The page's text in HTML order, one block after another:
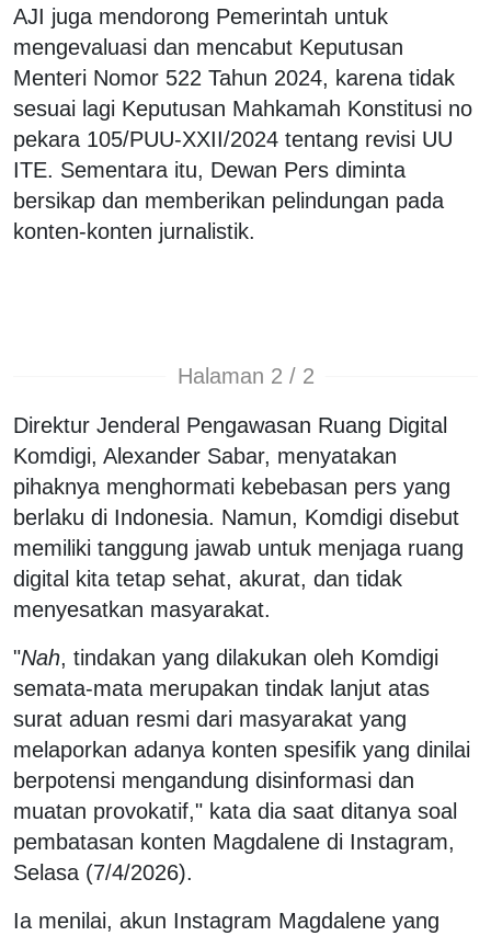
AJI juga mendorong Pemerintah untuk
mengevaluasi dan mencabut Keputusan
Menteri Nomor 522 Tahun 2024, karena tidak
sesuai lagi Keputusan Mahkamah Konstitusi no
pekara 105/PUU-XXII/2024 tentang revisi UU
ITE. Sementara itu, Dewan Pers diminta
bersikap dan memberikan pelindungan pada
konten-konten jurnalistik.
Halaman 2 / 2
Direktur Jenderal Pengawasan Ruang Digital
Komdigi, Alexander Sabar, menyatakan
pihaknya menghormati kebebasan pers yang
berlaku di Indonesia. Namun, Komdigi disebut
memiliki tanggung jawab untuk menjaga ruang
digital kita tetap sehat, akurat, dan tidak
menyesatkan masyarakat.
"Nah, tindakan yang dilakukan oleh Komdigi
semata-mata merupakan tindak lanjut atas
surat aduan resmi dari masyarakat yang
melaporkan adanya konten spesifik yang dinilai
berpotensi mengandung disinformasi dan
muatan provokatif," kata dia saat ditanya soal
pembatasan konten Magdalene di Instagram,
Selasa (7/4/2026).
Ia menilai, akun Instagram Magdalene yang